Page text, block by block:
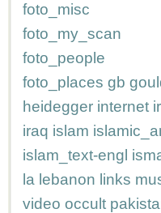
foto_misc
foto_my_scan
foto_people
foto_places gb
heidegger internet
iraq islam
islam_text-engl
la lebanon links
video occult